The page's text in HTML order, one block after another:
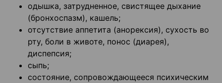
одышка, затрудненное, свистящее дыхание
(бронхоспазм), кашель;
отсутствие аппетита (анорексия), сухость во
рту, боли в животе, понос (диарея),
диспепсия;
сыпь;
состояние, сопровождающееся психическим